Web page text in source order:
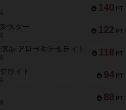
140 PT
122 PT
スター
118 PT
レアン ドロー＆ライト
94 PT
ライト
88 PT